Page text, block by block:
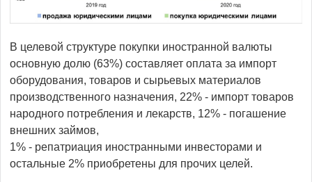
В целевой структуре покупки иностранной валюты
основную долю (63%) составляет оплата за импорт
оборудования, товаров и сырьевых материалов
производственного назначения, 22% - импорт товаров
народного потребления и лекарств, 12% - погашение
внешних займов,
1% - репатриация иностранными инвесторами и
остальные 2% приобретены для прочих целей.